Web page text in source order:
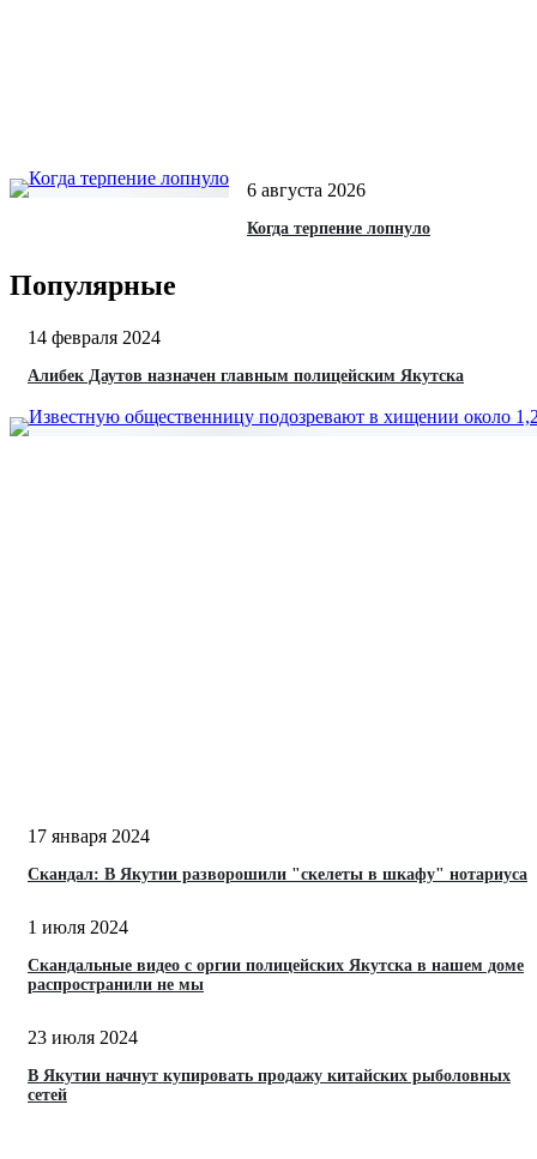
6 августа 2026
Когда терпение лопнуло
Популярные
14 февраля 2024
Алибек Даутов назначен главным полицейским Якутска
17 января 2024
Скандал: В Якутии разворошили "скелеты в шкафу" нотариуса
1 июля 2024
Скандальные видео с оргии полицейских Якутска в нашем доме
распространили не мы
23 июля 2024
В Якутии начнут купировать продажу китайских рыболовных
сетей